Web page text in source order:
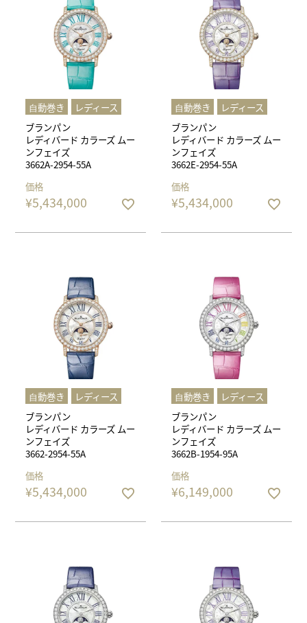
⾃動巻き
レディース
ブランパン
レディバード カラーズ ムー
ンフェイズ
3662A-2954-55A
価格
¥5,434,000
⾃動巻き
レディース
ブランパン
レディバード カラーズ ムー
ンフェイズ
3662E-2954-55A
価格
¥5,434,000
⾃動巻き
レディース
ブランパン
レディバード カラーズ ムー
ンフェイズ
3662-2954-55A
価格
¥5,434,000
⾃動巻き
レディース
ブランパン
レディバード カラーズ ムー
ンフェイズ
3662B-1954-95A
価格
¥6,149,000